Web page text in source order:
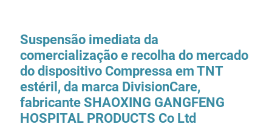
Controlo de qualidade
Cosméticos
Dispensa
Dispositivos médicos
Suspensão imediata da
comercialização e recolha do mercado
do dispositivo Compressa em TNT
estéril, da marca DivisionCare,
fabricante SHAOXING GANGFENG
HOSPITAL PRODUCTS Co Ltd